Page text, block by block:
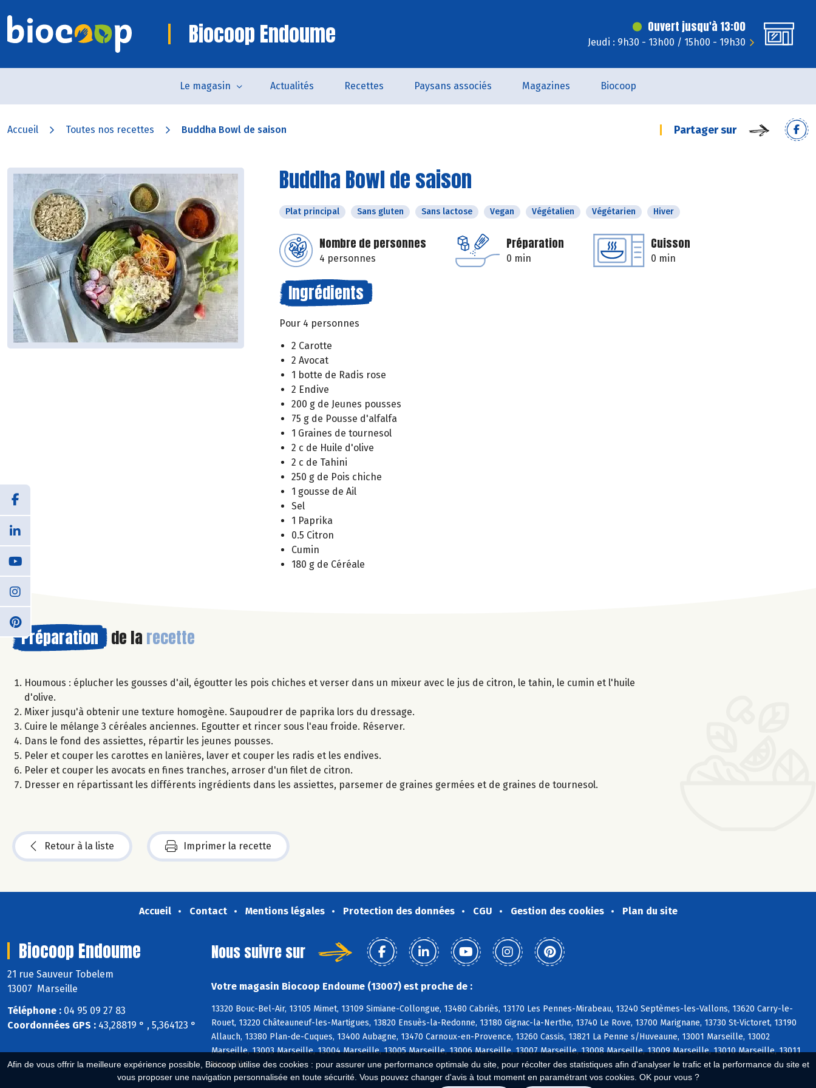
Afin de vous offrir la meilleure expérience possible, Biocoop utilise des cookies : pour assurer une performance optimale du site, pour récolter des statistiques afin d'analyser le trafic et la performance du site et
vous proposer une navigation personnalisée en toute sécurité. Vous pouvez changer d'avis à tout moment en paramétrant vos cookies. OK pour vous ?
Biocoop Endoume Ouvert jusqu'à 13:00
Jeudi : 9h30 - 13h00 / 15h00 - 19h30
Le magasin Actualités Recettes Paysans associés Magazines Biocoop
Accueil Toutes nos recettes Buddha Bowl de saison Partager sur
Buddha Bowl de saison
Plat principal Sans gluten Sans lactose Vegan Végétalien Végétarien Hiver
Nombre de personnes
4 personnes
Préparation
0 min
Cuisson
0 min
Ingrédients
Pour 4 personnes
2 Carotte
2 Avocat
1 botte de Radis rose
2 Endive
200 g de Jeunes pousses
75 g de Pousse d'alfalfa
1 Graines de tournesol
2 c de Huile d'olive
2 c de Tahini
250 g de Pois chiche
1 gousse de Ail
Sel
1 Paprika
0.5 Citron
Cumin
180 g de Céréale
Préparation de la recette
Houmous : éplucher les gousses d'ail, égoutter les pois chiches et verser dans un mixeur avec le jus de citron, le tahin, le cumin et l'huile
d'olive.
Mixer jusqu'à obtenir une texture homogène. Saupoudrer de paprika lors du dressage.
Cuire le mélange 3 céréales anciennes. Egoutter et rincer sous l'eau froide. Réserver.
Dans le fond des assiettes, répartir les jeunes pousses.
Peler et couper les carottes en lanières, laver et couper les radis et les endives.
Peler et couper les avocats en fines tranches, arroser d'un filet de citron.
Dresser en répartissant les différents ingrédients dans les assiettes, parsemer de graines germées et de graines de tournesol.
Retour à la liste Imprimer la recette
Accueil Contact Mentions légales Protection des données CGU Gestion des cookies Plan du site
Biocoop Endoume
21 rue Sauveur Tobelem
13007 Marseille
Téléphone : 04 95 09 27 83
Coordonnées GPS : 43,28819 ° , 5,364123 °
Nous suivre sur
Votre magasin Biocoop Endoume (13007) est proche de :
13320 Bouc-Bel-Air, 13105 Mimet, 13109 Simiane-Collongue, 13480 Cabriès, 13170 Les Pennes-Mirabeau, 13240 Septèmes-les-Vallons, 13620 Carry-le-
Rouet, 13220 Châteauneuf-les-Martigues, 13820 Ensuès-la-Redonne, 13180 Gignac-la-Nerthe, 13740 Le Rove, 13700 Marignane, 13730 St-Victoret, 13190
Allauch, 13380 Plan-de-Cuques, 13400 Aubagne, 13470 Carnoux-en-Provence, 13260 Cassis, 13821 La Penne s/Huveaune, 13001 Marseille, 13002
Marseille, 13003 Marseille, 13004 Marseille, 13005 Marseille, 13006 Marseille, 13007 Marseille, 13008 Marseille, 13009 Marseille, 13010 Marseille, 13011
Marseille